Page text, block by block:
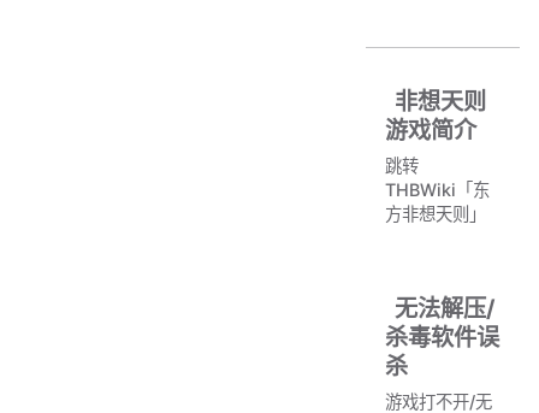
非想天则
游戏简介
跳转
THBWiki「东
方非想天则」
无法解压/
杀毒软件误
杀
游戏打不开/无